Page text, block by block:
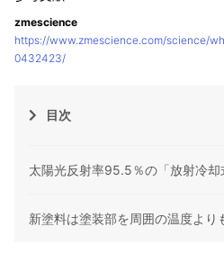
zmescience
https://www.zmescience.com/science/
0432423/
目次
太陽光反射率95.5％の「放射冷却
新塗料は塗装部を周囲の温度よ